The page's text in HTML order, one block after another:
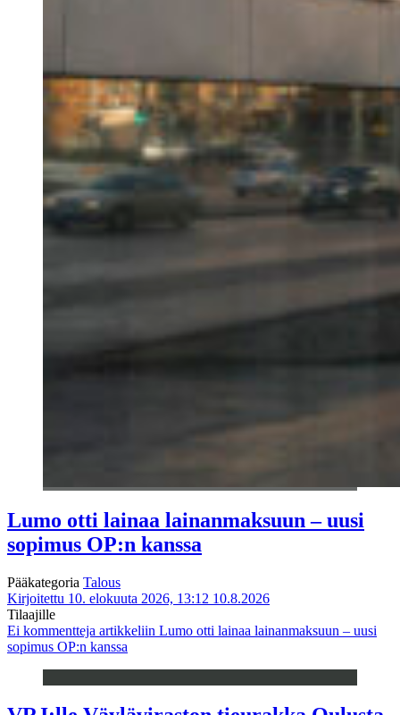
Lumo otti lainaa lainanmaksuun – uusi
sopimus OP:n kanssa
Pääkategoria Talous
Kirjoitettu 10. elokuuta 2026, 13:12 10.8.2026
Tilaajille
Ei kommentteja artikkeliin Lumo otti lainaa lainanmaksuun – uusi
sopimus OP:n kanssa